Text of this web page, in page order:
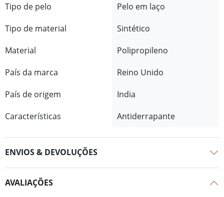
Tipo de pelo
Pelo em laço
Tipo de material
Sintético
Material
Polipropileno
País da marca
Reino Unido
País de origem
India
Características
Antiderrapante
ENVIOS & DEVOLUÇÕES
AVALIAÇÕES